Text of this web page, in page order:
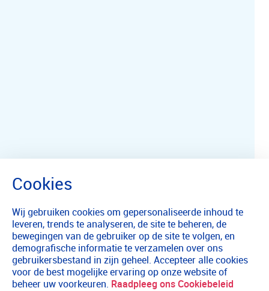
Wij gebruiken cookies om gepersonaliseerde inhoud te
leveren, trends te analyseren, de site te beheren, de
bewegingen van de gebruiker op de site te volgen, en
demografische informatie te verzamelen over ons
gebruikersbestand in zijn geheel. Accepteer alle cookies
voor de best mogelijke ervaring op onze website of
beheer uw voorkeuren. Raadpleeg ons Cookiebeleid